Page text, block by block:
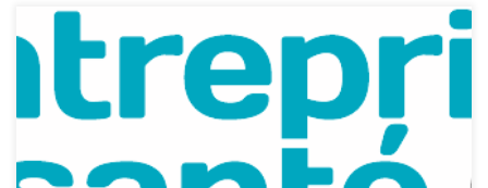
Le nouveau numéro du magazine Entreprise & Santé, le magazine
des Services de Prévention et de Santé au Travail Interentreprises
(SPSTI) des Hauts-de-France, est en ligne. Ce magazine met en
lumière plusieurs actions d’entreprises qui ont pu, grâce à leur
Service de Prévention et de Santé au Travail, développer des